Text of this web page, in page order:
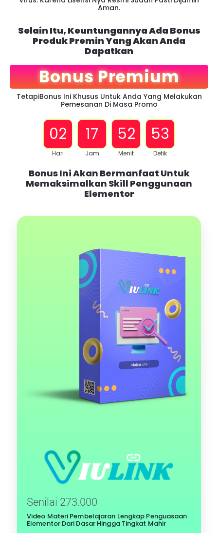
Aman.
Selain Itu, Keuntungannya Ada Bonus
Produk Premin Yang Akan Anda
Dapatkan
Bonus Premium
TetapiBonus Ini Khusus Untuk Anda Yang Melakukan
Pemesanan Di Masa Promo
02
Hari
17
Jam
52
Menit
52
Detik
Bonus Ini Akan Bermanfaat Untuk
Memaksimalkan Skill Penggunaan
Elementor
Senilai 273.000
Video Materi Pembelajaran Lengkap Penguasaan
Elementor Dari Dasar Hingga Tingkat Mahir